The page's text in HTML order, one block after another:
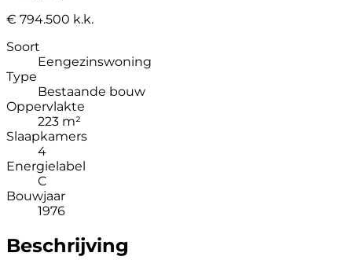
€ 794.500 k.k.
Soort
Eengezinswoning
Type
Bestaande bouw
Oppervlakte
223 m²
Slaapkamers
4
Energielabel
C
Bouwjaar
1976
Beschrijving